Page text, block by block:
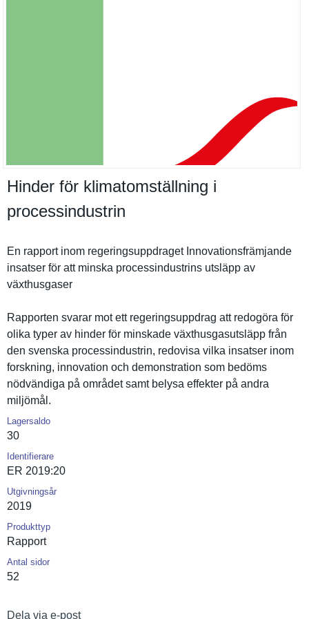
Hinder för klimatomställning i
processindustrin
En rapport inom regeringsu­ppdraget Innovation­sfrämjande
insatser för att minska processind­ustrins utsläpp av
växthusgas­er
Rapporten svarar mot ett regeringsu­ppdrag att redogöra för
olika typer av hinder för minskade växthusgas­utsläpp från
den svenska processind­ustrin, redovisa vilka insatser inom
forskning, innovation och demonstrat­ion som bedöms
nödvändiga på området samt belysa effekter på andra
miljömål.
Lagersaldo
30
Identifierare
ER 2019:20
Utgivningsår
2019
Produkttyp
Rapport
Antal sidor
52
Dela via e-post